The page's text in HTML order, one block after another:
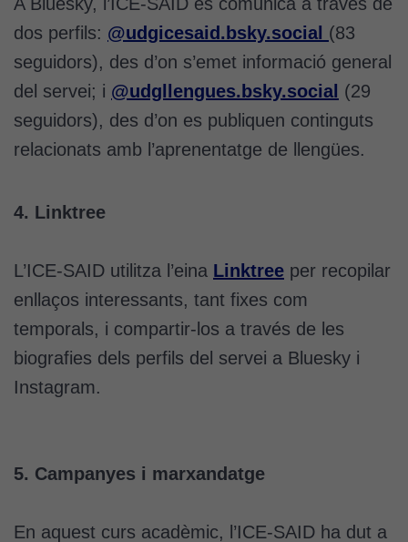
dos perfils: @udgicesaid.bsky.social‬ (83
seguidors), des d’on s’emet informació general
del servei; i ‪ @udgllengues.bsky.social ‬ (29
seguidors), des d’on es publiquen continguts
relacionats amb l’aprenentatge de llengües.
4. Linktree
L’ICE-SAID utilitza l’eina Linktree per recopilar
enllaços interessants, tant fixes com
temporals, i compartir-los a través de les
biografies dels perfils del servei a Bluesky i
Instagram.
5. Campanyes i marxandatge
En aquest curs acadèmic, l’ICE-SAID ha dut a